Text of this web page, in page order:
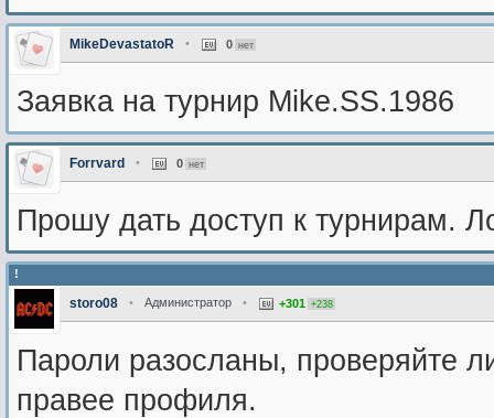
MikeDevastatoR • 0 нет
Заявка на турнир Mike.SS.1986
Forrvard • 0 нет
Прошу дать доступ к турнирам.
!
storo08 • Администратор • +301 +238
Пароли разосланы, проверяйте
правее профиля.